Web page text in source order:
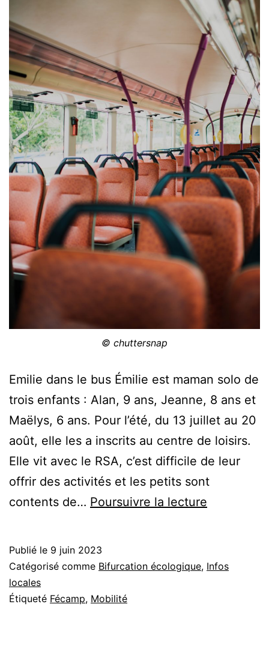
© chuttersnap
Emilie dans le bus Émilie est maman solo de
trois enfants : Alan, 9 ans, Jeanne, 8 ans et
Maëlys, 6 ans. Pour l’été, du 13 juillet au 20
août, elle les a inscrits au centre de loisirs.
Elle vit avec le RSA, c’est difficile de leur
offrir des activités et les petits sont
contents de… Poursuivre la lecture
gratuits
Publié le 9 juin 2023
Catégorisé comme Bifurcation écologique, Infos
locales
Étiqueté Fécamp, Mobilité